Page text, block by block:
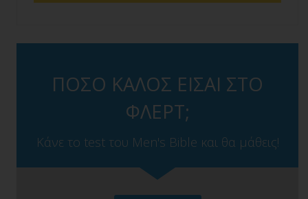
ΠΟΣΟ ΚΑΛΟΣ ΕΙΣΑΙ ΣΤΟ
ΦΛΕΡΤ;
Κάνε το test του Men's Bible και θα μάθεις!